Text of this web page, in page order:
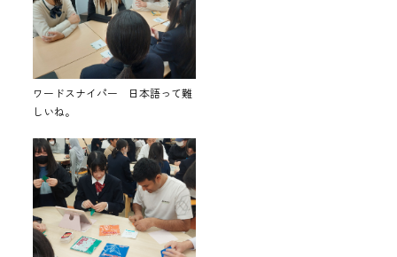
ワードスナイパー 日本語って難
しいね。